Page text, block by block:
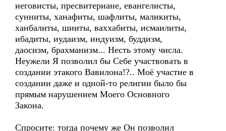
иеговисты, пресвитериане, евангелисты,
сунниты, ханафиты, шафлиты, маликиты,
ханбалиты, шииты, ваххабиты, исмаилиты,
ибадиты, иудаизм, индуизм, буддизм,
даосизм, брахманизм... Несть этому числа.
Неужели Я позволил бы Себе участвовать в
создании этакого Вавилона!?.. Моё участие в
создании даже и одной-то религии было бы
прямым нарушением Моего Основного
Закона.
Спросите: тогда почему же Он позволил